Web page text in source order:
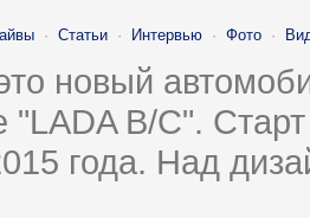
· Статьи · Интервью · Фото ·
новый
B/C".
года. Над